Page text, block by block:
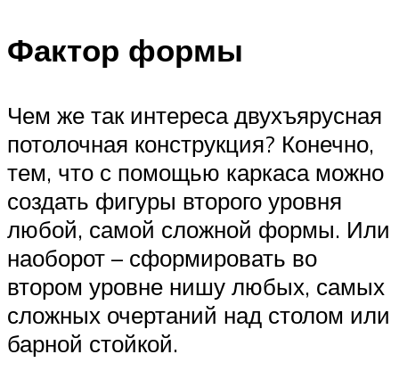
Фактор формы
Чем же так интереса двухъярусная
потолочная конструкция? Конечно,
тем, что с помощью каркаса можно
создать фигуры второго уровня
любой, самой сложной формы. Или
наоборот – сформировать во
втором уровне нишу любых, самых
сложных очертаний над столом или
барной стойкой.